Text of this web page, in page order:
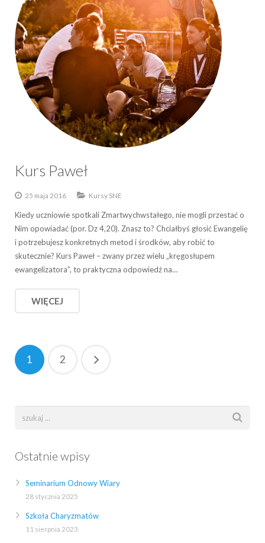
Kurs Paweł
25 maja 2016 Kursy SNE
Kiedy uczniowie spotkali Zmartwychwstałego, nie mogli przestać o
Nim opowiadać (por. Dz 4,20). Znasz to? Chciałbyś głosić Ewangelię
i potrzebujesz konkretnych metod i środków, aby robić to
skutecznie? Kurs Paweł – zwany przez wielu „kręgosłupem
ewangelizatora”, to praktyczna odpowiedź na…
WIĘCEJ
1 2
Ostatnie wpisy
Seminarium Odnowy Wiary
28 stycznia 2025
Szkoła Charyzmatów
11 sierpnia 2023